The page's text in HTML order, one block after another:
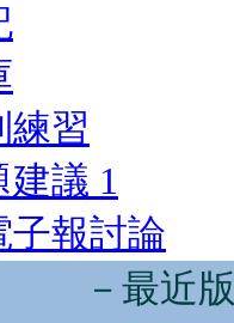
練習
建議 1
子報討論
－最近